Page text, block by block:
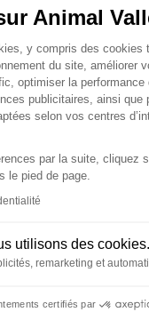
Animal
Gestion
y compris des cookies
du site, améliorer
optimiser la
publicitaires, ainsi que
selon vos centres
par la suite, cliquez
le pied de page.
utilisons des cookies.
remarketing et
certifiés par
Axeptio consent
peuvent
intéresser